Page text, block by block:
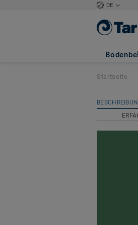
DE
Startseite